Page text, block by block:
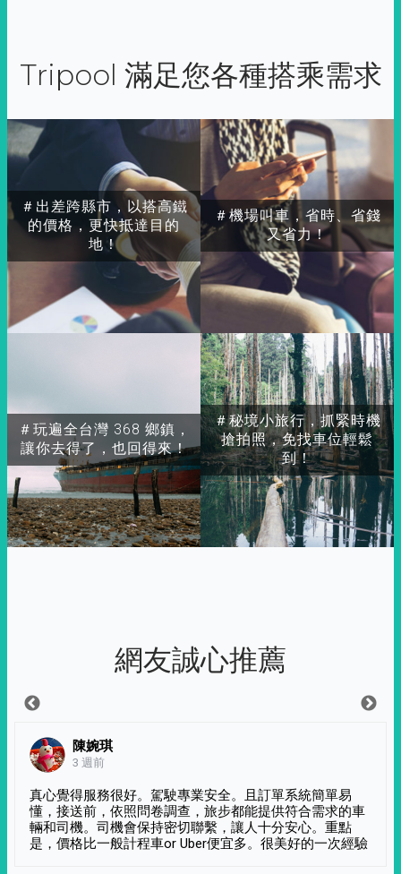
Tripool 滿足您各種搭乘需求
＃出差跨縣市，以搭高鐵
的價格，更快抵達目的
地！
＃玩遍全台灣 368 鄉鎮，
讓你去得了，也回得來！
＃秘境小旅行，抓緊時機
搶拍照，免找車位輕鬆
到！
＃機場叫車，省時、省錢
又省力！
網友誠心推薦
陳婉琪
3 週前
真心覺得服務很好。駕駛專業安全。且訂單系統簡單易
懂，接送前，依照問卷調查，旅步都能提供符合需求的車
輛和司機。司機會保持密切聯繫，讓人十分安心。重點
是，價格比一般計程車or Uber便宜多。很美好的一次經驗